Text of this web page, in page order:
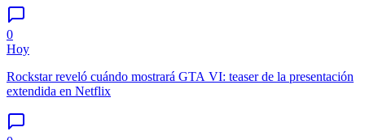
0
Hoy
Rockstar reveló cuándo mostrará GTA VI: teaser de la presentación
extendida en Netflix